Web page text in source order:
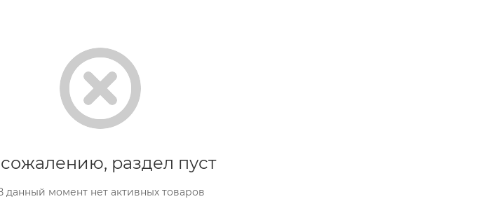
раздел пуст
данный момент нет активных товаров